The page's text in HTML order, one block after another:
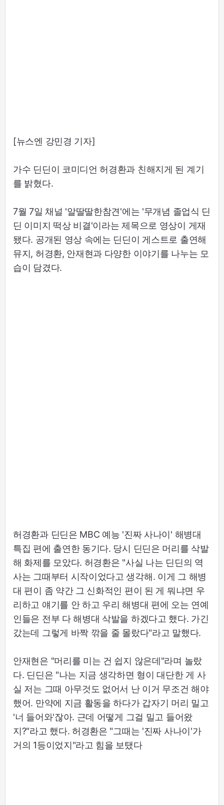
[뉴스엔 강민경 기자]
가수 딘딘이 코미디언 허경환과 친해지게 된 계기
를 밝혔다.
7월 7일 채널 '알딸딸한참견'에는 '무개념 졸업식 딘
딘 이미지 떡상 비결'이라는 제목으로 영상이 게재
됐다. 공개된 영상 속에는 딘딘이 게스트로 출연해
뮤지, 허경환, 안재현과 다양한 이야기를 나누는 모
습이 담겼다.
허경환과 딘딘은 MBC 예능 '진짜 사나이' 해병대
특집 편에 출연한 동기다. 당시 딘딘은 머리를 삭발
해 화제를 모았다. 허경환은 "사실 나는 딘딘의 역
사는 그때부터 시작이었다고 생각해. 이게 그 해병
대 편이 좀 약간 그 신화적인 편이 된 게 뭐냐면 우
리하고 얘기를 안 하고 우리 해병대 편에 오는 연예
인들은 전부 다 해병대 삭발을 하겠다고 했다. 가긴
갔는데 그렇게 바짝 깎을 줄 몰랐다"라고 말했다.
안재현은 "머리를 미는 건 쉽지 않은데"라며 놀랐
다. 딘딘은 "나는 지금 생각하면 형이 대단한 게 사
실 저는 그때 아무것도 없어서 난 이거 무조건 해야
했어. 만약에 지금 활동을 하다가 갑자기 머리 밀고
'너 들어와'잖아. 근데 어떻게 그걸 밀고 들어왔
지?"라고 했다. 허경환은 "그때는 '진짜 사나이'가
거의 1등이었지"라고 힘을 보탰다